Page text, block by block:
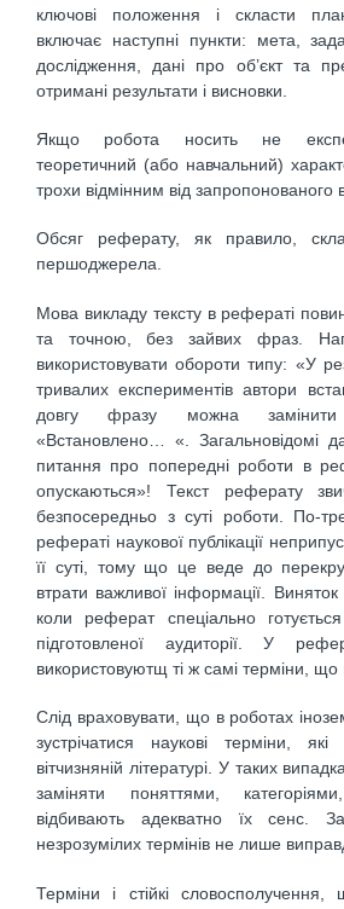
ключові положення і скласти
включає наступні пункти: мета,
дослідження, дані про об’єкт та
отримані результати і висновки.
Якщо робота носить не
теоретичний (або навчальний)
трохи відмінним від
Обсяг реферату, як правило,
першоджерела.
Мова викладу тексту в рефераті
та точною, без зайвих фраз.
використовувати обороти типу: «У
тривалих експериментів автори
довгу фразу можна
«Встановлено… «. Загальновідомі
питання про попередні роботи в
опускаються»! Текст реферату
безпосередньо з суті роботи. По-
рефераті наукової публікації
її суті, тому що це веде до
втрати важливої інформації.
коли реферат спеціально
підготовленої аудиторії. У
використовуютщ ті ж самі терміни,
Слід враховувати, що в роботах
зустрічатися наукові терміни,
вітчизняній літературі. У таких
заміняти поняттями,
відбивають адекватно їх сенс.
незрозумілих термінів не лише
Терміни і стійкі словосполучення,